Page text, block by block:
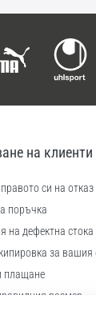
на клиенти
си на отказ
поръчка
на дефектна стока
за вашия
плащане
размер